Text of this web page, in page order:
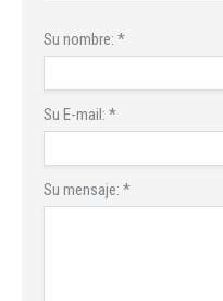
Su nombre: *
Su E-mail: *
Su mensaje: *